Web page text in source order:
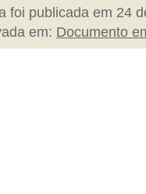
foi publicada em 24
em: Documento